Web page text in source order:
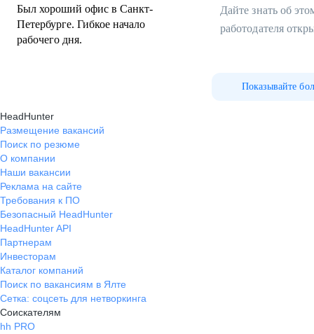
Был хороший офис в Санкт-
Петербурге. Гибкое начало
рабочего дня.
Дайте знать об
работодателя
Показывайте
HeadHunter
Размещение вакансий
Поиск по резюме
О компании
Наши вакансии
Реклама на сайте
Требования к ПО
Безопасный HeadHunter
HeadHunter API
Партнерам
Инвесторам
Каталог компаний
Поиск по вакансиям в Ялте
Сетка: соцсеть для нетворкинга
Соискателям
hh PRO